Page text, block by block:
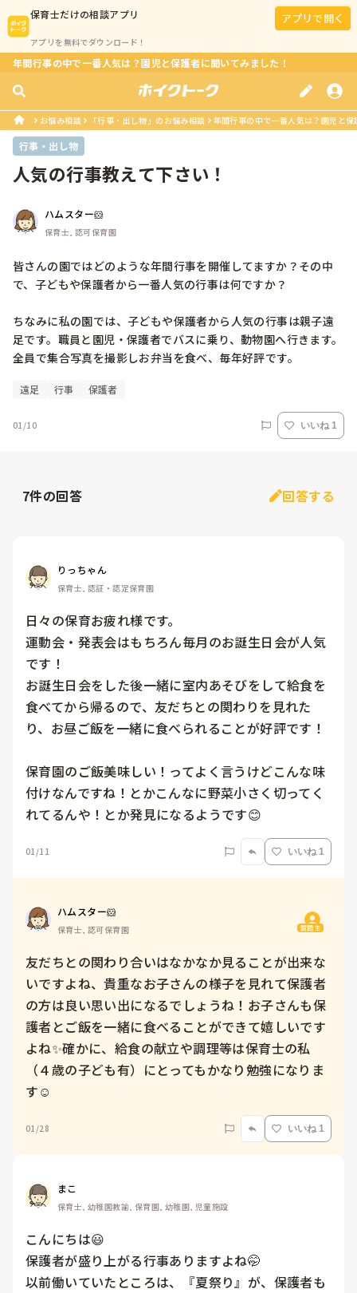
保育士だけの相談アプリ
アプリを無料でダウンロード！
アプリで開く
年間行事の中で一番人気は？園児と保護者に聞いてみました！
お悩み相談 「行事・出し物」のお悩み相談 年間行事の中で一番人気は？園児と
行事・出し物
人気の行事教えて下さい！
ハムスター🐹
保育士, 認可保育園
皆さんの園ではどのような年間行事を開催してますか？その中
で、子どもや保護者から一番人気の行事は何ですか？
ちなみに私の園では、子どもや保護者から人気の行事は親子遠
足です。職員と園児・保護者でバスに乗り、動物園へ行きます。
全員で集合写真を撮影しお弁当を食べ、毎年好評です。
遠足 行事 保護者
01/10 いいね 1
7件の回答 回答する
りっちゃん
保育士, 認証・認定保育園
日々の保育お疲れ様です。
運動会・発表会はもちろん毎月のお誕生日会が人気
です！
お誕生日会をした後一緒に室内あそびをして給食を
食べてから帰るので、友だちとの関わりを見れた
り、お昼ご飯を一緒に食べられることが好評です！
保育園のご飯美味しい！ってよく言うけどこんな味
付けなんですね！とかこんなに野菜小さく切ってく
れてるんや！とか発見になるようです😊
01/11 いいね 1
ハムスター🐹
保育士, 認可保育園 質問主
友だちとの関わり合いはなかなか見ることが出来な
いですよね、貴重なお子さんの様子を見れて保護者
の方は良い思い出になるでしょうね！お子さんも保
護者とご飯を一緒に食べることができて嬉しいです
よね✨確かに、給食の献立や調理等は保育士の私
（４歳の子ども有）にとってもかなり勉強になりま
す☺️
01/28 いいね 1
まこ
保育士, 幼稚園教諭, 保育園, 幼稚園, 児童施設
こんにちは😃
保護者が盛り上がる行事ありますよね🤭
以前働いていたところは、『夏祭り』が、保護者も